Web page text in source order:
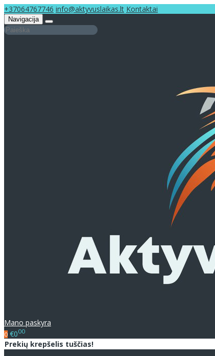
+37064767746 info@aktyvuslaikas.lt Kontaktai
Navigacija
Mano paskyra
0 €000
Prekių krepšelis tuščias!